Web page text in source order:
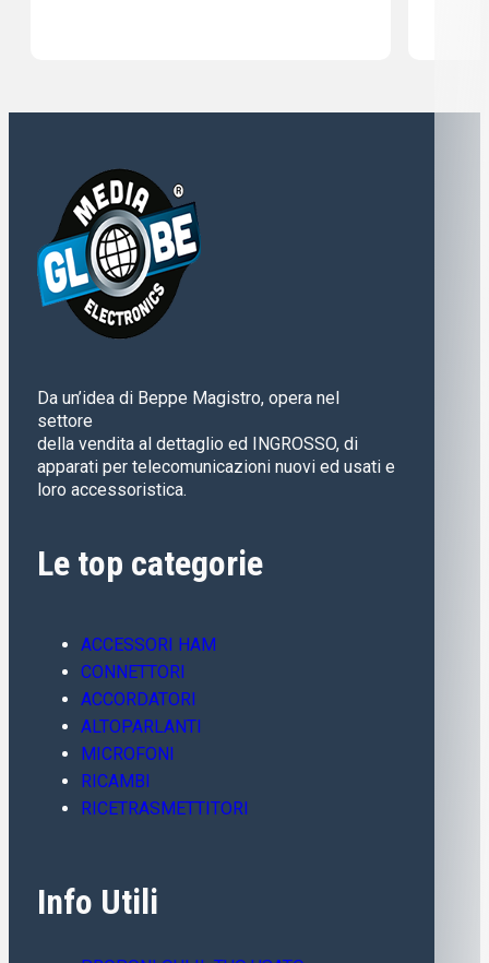
Da un’idea di Beppe Magistro, opera nel
settore
della vendita al dettaglio ed INGROSSO, di
apparati per telecomunicazioni nuovi ed usati e
loro accessoristica.
Le top categorie
ACCESSORI HAM
CONNETTORI
ACCORDATORI
ALTOPARLANTI
MICROFONI
RICAMBI
RICETRASMETTITORI
Info Utili